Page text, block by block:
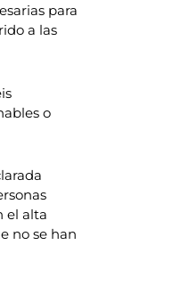
para
a las
o
el alta
no se han